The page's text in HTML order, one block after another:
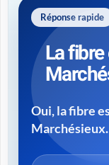
Réponse rapide
La
Oui, la fibre
Marchésieux.